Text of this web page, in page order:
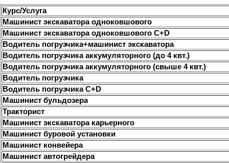
Курс/Услуга
Машинист экскаватора одноковшового
Машинист экскаватора одноковшового С+D
Водитель погрузчика+машинист экскаватора
Водитель погрузчика аккумуляторного (до 4 квт.)
Водитель погрузчика аккумуляторного (свыше 4 квт.)
Водитель погрузчика
Водитель погрузчика С+D
Машинист бульдозера
Тракторист
Машинист экскаватора карьерного
Машинист буровой установки
Машинист конвейера
Машинист автогрейдера